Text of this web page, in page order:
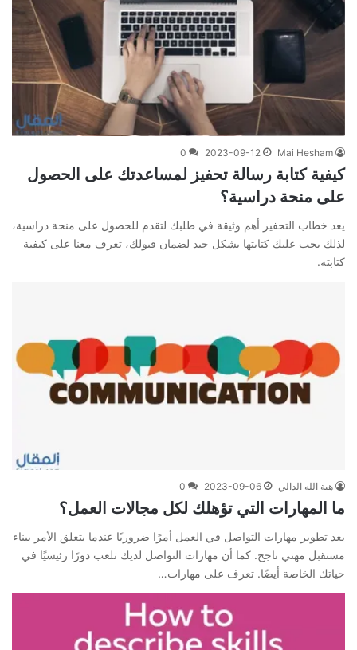
Mai Hesham
2023-09-12
0
كيفية كتابة رسالة تحفيز لمساعدتك على الحصول
على منحة دراسية؟
يعد خطاب التحفيز أهم وثيقة في طلبك لتقدم للحصول على منحة دراسية،
لذلك يجب عليك كتابتها بشكل جيد لضمان قبولك، تعرف معنا على كيفية
كتابته.
هبة الله الدالي 2023-09-06
0
ما المهارات التي تؤهلك لكل مجالات العمل؟
يعد تطوير مهارات التواصل في العمل أمرًا ضروريًا عندما يتعلق الأمر ببناء
مستقبل مهني ناجح. كما أن مهارات التواصل لديك تلعب دورًا رئيسيًا في
حياتك الخاصة أيضًا. تعرف على مهارات…